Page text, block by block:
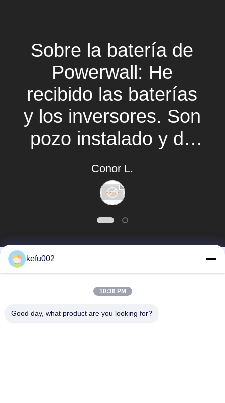
PRIVACY
Sobre la batería de
Powerwall: He
recibido las baterías
y los inversores. Son
pozo instalado y de
trabajo fácil. Las
gracias por conseguir
nuestro logotipo en
las baterías, parecen
atractivos.
Conor L.
Categorías Populares
ciclo LiFePo4
kefu002
10:38 PM
Good day, what product are you looking for?